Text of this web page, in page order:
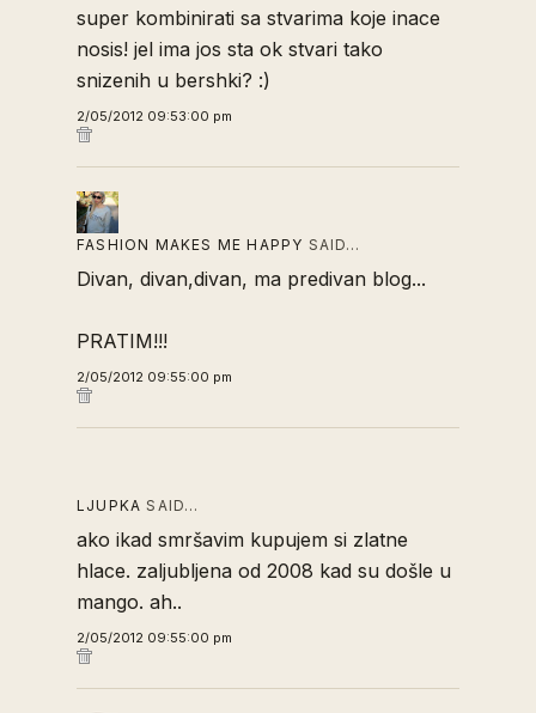
super kombinirati sa stvarima koje inace
nosis! jel ima jos sta ok stvari tako
snizenih u bershki? :)
2/05/2012 09:53:00 pm
FASHION MAKES ME HAPPY SAID…
Divan, divan,divan, ma predivan blog...
PRATIM!!!
2/05/2012 09:55:00 pm
LJUPKA SAID…
ako ikad smršavim kupujem si zlatne
hlace. zaljubljena od 2008 kad su došle u
mango. ah..
2/05/2012 09:55:00 pm